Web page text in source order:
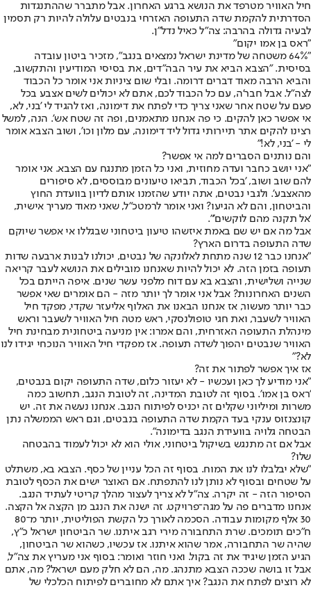
חיל האוויר מטרפד את הנושא ברגע האחרון. אבל מתברר שההתנגדות
הסדרתית להקמת שדה התעופה האזרחי בנבטים עלולה להיות רק תסמין
לבעיה גדולה בהרבה: צה"ל כאיל נדל"ן.
"ראס בן אמו יקום"
"64% משטחה של מדינת ישראל נמצאים בנגב", מזכיר ביטון עובדה
בסיסית. "הצבא הביא את עיר הבה"דים, את בסיסי המודיעין והתקשוב,
והביא הרבה מאוד דברים דרומה. ובלי שום ציניות אני אומר כל הכבוד
לצה"ל. אבל חבר'ה, עם כל הכבוד לכם, אתם לא יכולים לשים אצבע בכל
פעם על שטח אחר שאני צריך כדי לפתח את דימונה, ואז להגיד לי 'בני, לא,
אי אפשר כאן להקים. כי פה אנחנו מתאמנים, ופה זה שטח אש'. הנה, למשל
רצינו להקים אתר תיירותי גדול ליד דימונה, עם מלון וכו', ושוב הצבא אומר
לי - 'בני, לא!"
והם נותנים הסברים למה אי אפשר?
"אני יושב כחבר ועדה מחוזית, ואני כל הזמן מתנגח עם הצבא. אני אומר
להם שוב ושוב, 'בכל הכבוד, תביאו טיעונים מבוססים, לא סיפורים
מהאצבע'. ולגבי נבטים, אתה יודע שהזמנו אותם לדיון בוועדת החוץ
והביטחון, והם לא הגיעו? ואני אומר לרמטכ"ל, שאני מאוד מעריך אישית,
'אל תקנה מהם לוקשים'".
אבל מה אם יש שם באמת איזשהו טיעון ביטחוני שבגללו אי אפשר שיוקם
שדה התעופה בדרום הארץ?
"אנחנו כבר 12 שנה מתחת לאלונקה של נבטים, יכולנו לבנות ארבעה שדות
תעופה בזמן הזה. לא יכול להיות שאנחנו מובילים את הנושא לעבר קריאה
שנייה ושלישית, והצבא בא עם דוח מלפני עשר שנים. איפה הייתם בכל
השנים האחרונות? אבל אני אומר לך יותר מזה - הם אומרים שאי אפשר
כבר יותר מעשור, אז אנחנו הבאנו את האלוף אליעזר שקדי, מפקד חיל
האוויר לשעבר, ואת חגי טופולנסקי, ראש מטה חיל האוויר לשעבר וראש
מינהלת התעופה האזרחית, והם אמרו: אין מניעה ביטחונית מבחינת חיל
האוויר שנבטים יהפוך לשדה תעופה. אז מפקדי חיל האוויר הנוכחי יגידו לנו
לא?"
אז איך אפשר לפתור את זה?
"אני מודיע לך כאן ועכשיו - לא יעזור כלום, שדה התעופה יקום בנבטים,
'ראס בן אמו'. בסוף זה לטובת המדינה, זה לטובת הנגב, תחשוב כמה
משרות ומיליוני שקלים זה יכניס לפיתוח הנגב. אנחנו נעשה את זה. יש
קונצנזוס ענקי בעד הקמת שדה התעופה בנבטים, וגם ראש הממשלה נתן
הבטחה גלויה בוועידת הנגב בדימונה".
אבל אם זה מתנגש בשיקול ביטחוני, אולי הוא לא יכול לעמוד בהבטחה
שלו?
"שלא יבלבלו לנו את המוח. בסוף זה הכל עניין של כסף. הצבא בא, משתלט
על שטחים ובסוף לא נותן לנו להתפתח. אם האוצר ישים את הכסף לטובת
הסיפור הזה - זה יקרה. צה"ל לא צריך לעצור מהלך קריטי לעתיד הנגב.
אנחנו מדברים פה על מגה־פרויקט. זה ישנה את הנגב מן הקצה אל הקצה.
30 אלף מקומות עבודה. הסכמה לאורך כל הקשת הפוליטית, יותר מ־80
ח"כים תומכים. שרת התחבורה מירי רגב איתנו. שר הביטחון ישראל כ"ץ,
שהיה שר התחבורה, אמר שהוא איתנו. אז עכשיו, כשהוא שר הביטחון,
הגיע הזמן שיגיד את זה בקול. ואני חוזר ואומר: בסוף אני מעריץ את צה"ל,
אבל זו בושה שככה הצבא מתנהג. מה, הם לא חלק מעם ישראל? מה, אתם
לא רוצים לפתח את הנגב? איך אתם לא מחוברים לפיתוח הכלכלי של